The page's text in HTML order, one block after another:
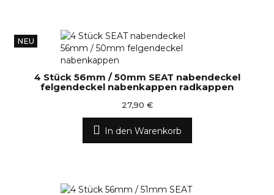
NEU
4 Stück 56mm / 50mm SEAT nabendeckel
felgendeckel nabenkappen radkappen
27,90 €
In den Warenkorb